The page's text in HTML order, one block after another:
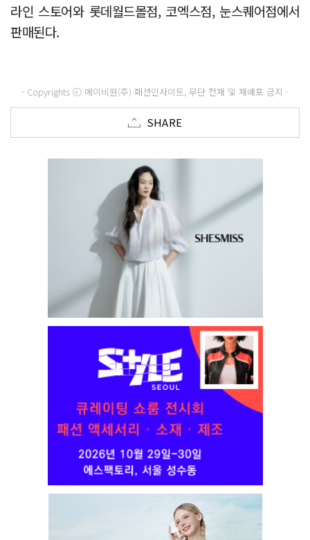
라인 스토어와 롯데월드몰점, 코엑스점, 눈스퀘어점에서
판매된다.
- Copyrights ⓒ 메이비원(주) 패션인사이트, 무단 전재 및 재배포 금지 -
SHARE